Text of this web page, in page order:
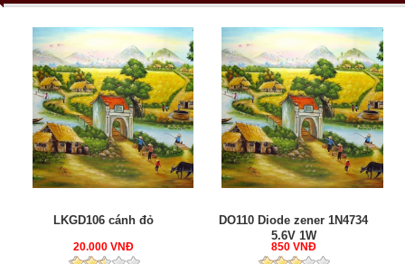
LKGD106 cánh đỏ
20.000 VNĐ
DO110 Diode zener 1N4734
5.6V 1W
850 VNĐ